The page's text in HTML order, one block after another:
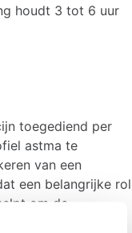
houdt 3 tot 6 uur
toegediend per
astma te
van een
een belangrijke rol
om de
astma te